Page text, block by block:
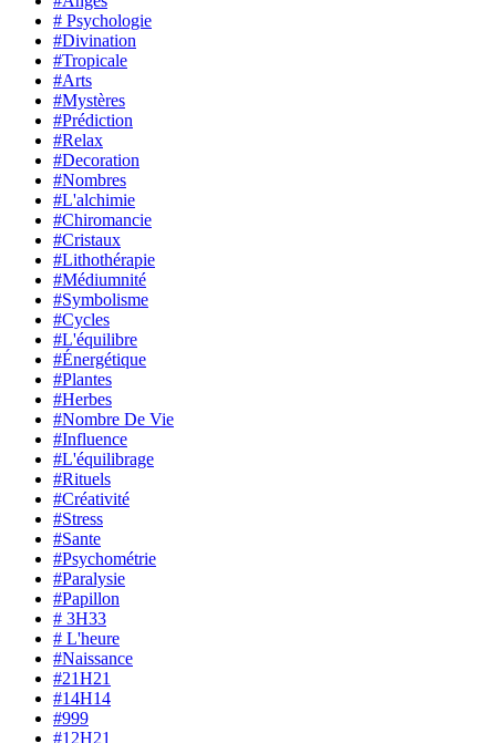
# Psychologie
#Divination
#Tropicale
#Arts
#Mystères
#Prédiction
#Relax
#Decoration
#Nombres
#L'alchimie
#Chiromancie
#Cristaux
#Lithothérapie
#Médiumnité
#Symbolisme
#Cycles
#L'équilibre
#Énergétique
#Plantes
#Herbes
#Nombre De Vie
#Influence
#L'équilibrage
#Rituels
#Créativité
#Stress
#Sante
#Psychométrie
#Paralysie
#Papillon
# 3H33
# L'heure
#Naissance
#21H21
#14H14
#999
#12H21